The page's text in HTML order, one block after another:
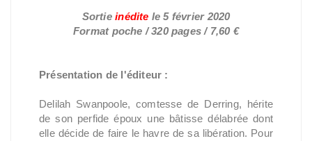
Sortieinédite le 5 février 2020
Format poche / 320 pages / 7,60 €
Présentation de l'éditeur :
Delilah Swanpoole, comtesse de Derring, hérite
de son perfide époux une bâtisse délabrée dont
elle décide de faire le havre de sa libération. Pour